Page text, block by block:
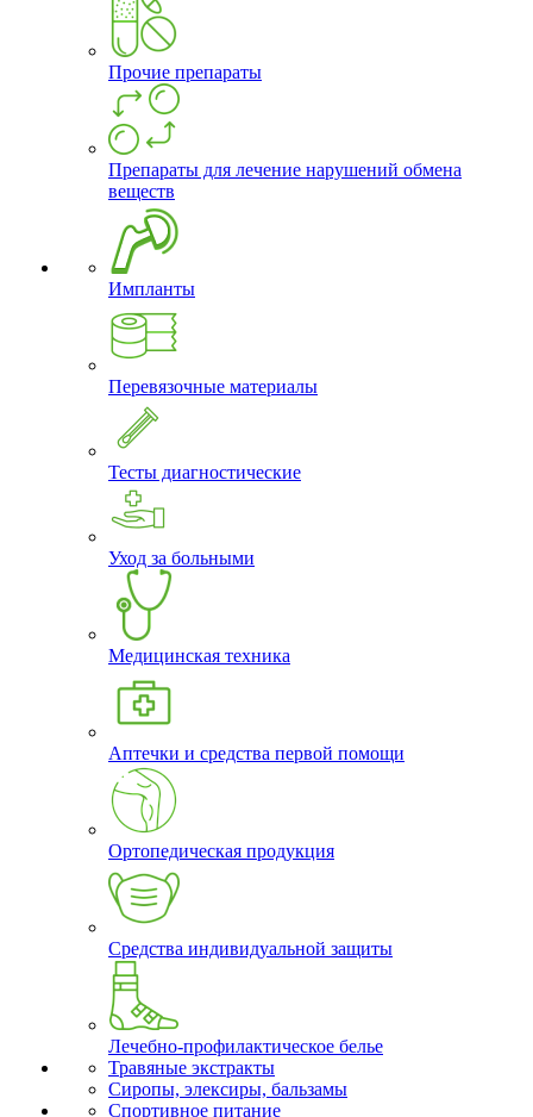
Прочие препараты
Препараты для лечение нарушений обмена
веществ
Импланты
Перевязочные материалы
Тесты диагностические
Уход за больными
Медицинская техника
Аптечки и средства первой помощи
Ортопедическая продукция
Средства индивидуальной защиты
Лечебно-профилактическое белье
Травяные экстракты
Сиропы, элексиры, бальзамы
Спортивное питание